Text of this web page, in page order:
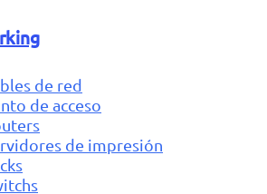
de red
de acceso
de impresión